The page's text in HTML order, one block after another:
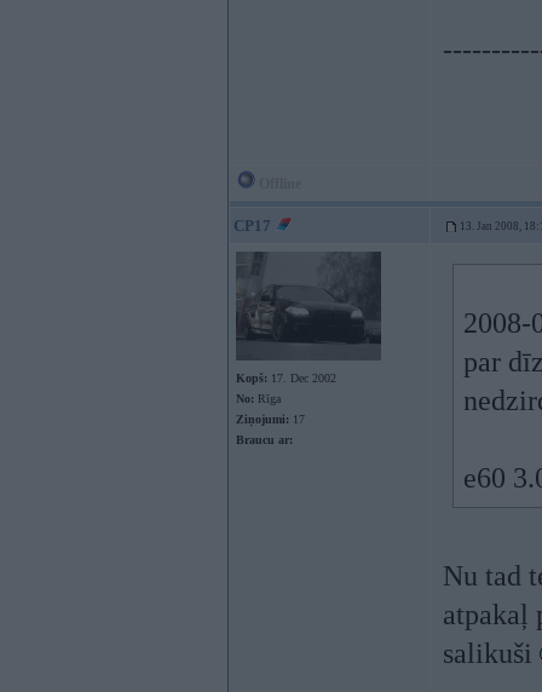
CP17 13. Jan 2008,
Kopš: 17. Dec 2002
No: Rīga
Ziņojumi: 17
Braucu ar:
2008-
par
e60
Nu tad
atpakaļ
salikuši